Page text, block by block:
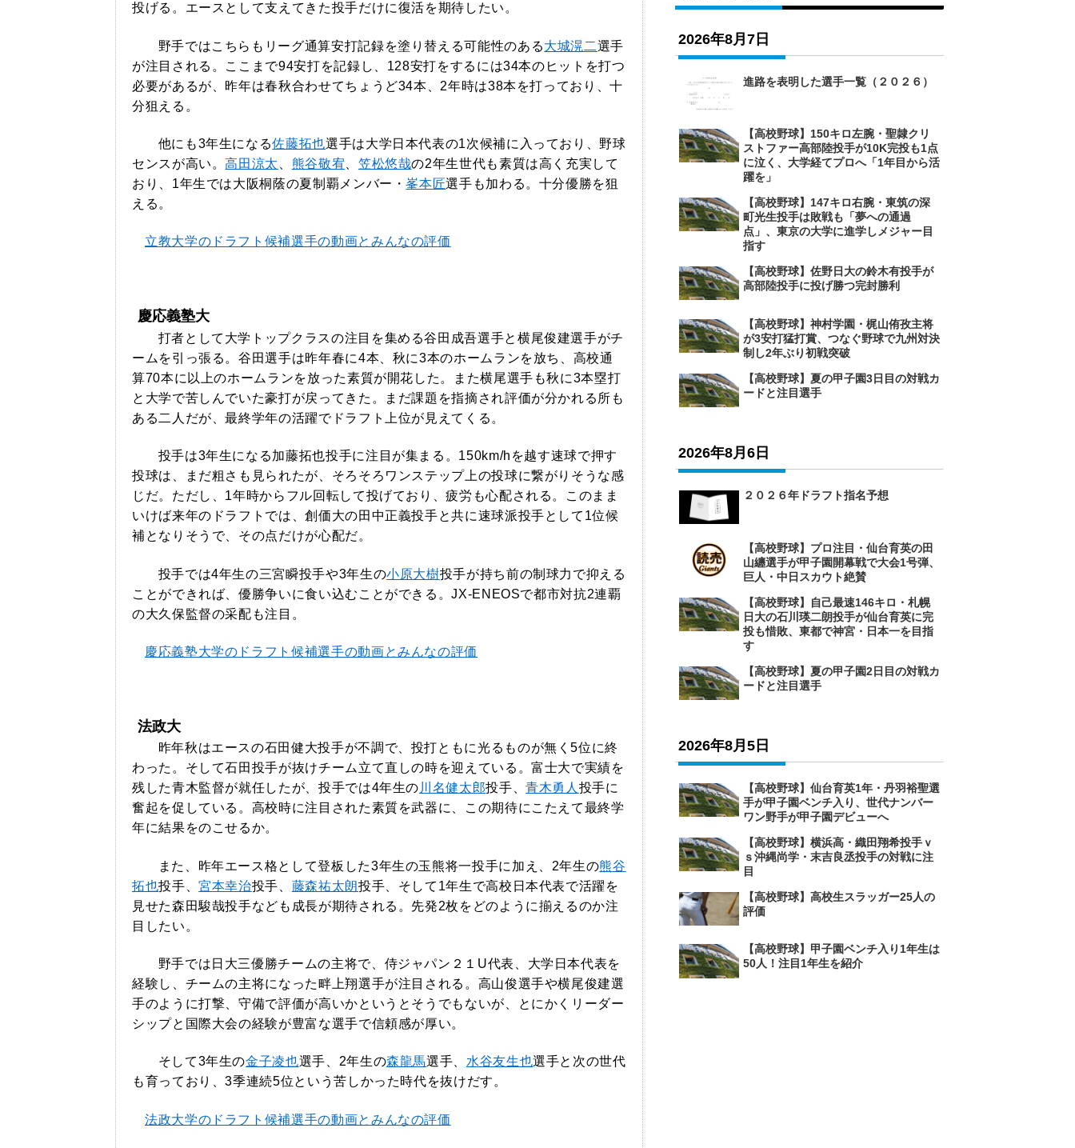
投げる。エースとして支えてきた投手だけに復活を期待したい。
野手ではこちらもリーグ通算安打記録を塗り替える可能性のある大城滉二選手
が注目される。ここまで94安打を記録し、128安打をするには34本のヒットを打つ
必要があるが、昨年は春秋合わせてちょうど34本、2年時は38本を打っており、十
分狙える。
他にも3年生になる佐藤拓也選手は大学日本代表の1次候補に入っており、野球
センスが高い。高田涼太 熊谷敬宥 笠松悠哉の2年生世代も素質は高く充実して
おり、1年生では大阪桐蔭の夏制覇メンバー・峯本匠選手も加わる。十分優勝を狙
える。
立教大学のドラフト候補選手の動画とみんなの評価
慶応義塾大
打者として大学トップクラスの注目を集める谷田成吾選手と横尾俊建選手がチ
ームを引っ張る。谷田選手は昨年春に4本、秋に3本のホームランを放ち、高校通
算70本に以上のホームランを放った素質が開花した。また横尾選手も秋に3本塁打
と大学で苦しんでいた豪打が戻ってきた。まだ課題を指摘され評価が分かれる所も
ある二人だが、最終学年の活躍でドラフト上位が見えてくる。
投手は3年生になる加藤拓也投手に注目が集まる。150km/hを越す速球で押す
投球は、まだ粗さも見られたが、そろそろワンステップ上の投球に繋がりそうな感
じだ。ただし、1年時からフル回転して投げており、疲労も心配される。このまま
いけば来年のドラフトでは、創価大の田中正義投手と共に速球派投手として1位候
補となりそうで、その点だけが心配だ。
投手では4年生の三宮瞬投手や3年生の小原大樹投手が持ち前の制球力で抑える
ことができれば、優勝争いに食い込むことができる。JX-ENEOSで都市対抗2連覇
の大久保監督の采配も注目。
慶応義塾大学のドラフト候補選手の動画とみんなの評価
法政大
昨年秋はエースの石田健大投手が不調で、投打ともに光るものが無く5位に終
わった。そして石田投手が抜けチーム立て直しの時を迎えている。富士大で実績を
残した青木監督が就任したが、投手では4年生の 川名健太郎投手、青木勇人 投手に
奮起を促している。高校時に注目された素質を武器に、この期待にこたえて最終学
年に結果をのこせるか。
また、昨年エース格として登板した3年生の玉熊将一投手に加え、2年生の熊谷
拓也投手、宮本幸治投手、 藤森祐太朗投手、そして1年生で高校日本代表で活躍を
見せた森田駿哉投手なども成長が期待される。先発2枚をどのように揃えるのか注
目したい。
野手では日大三優勝チームの主将で、侍ジャパン２１U代表、大学日本代表を
経験し、チームの主将になった畔上翔選手が注目される。高山俊選手や横尾俊建選
手のように打撃、守備で評価が高いかというとそうでもないが、とにかくリーダー
シップと国際大会の経験が豊富な選手で信頼感が厚い。
そして3年生の金子凌也選手、2年生の森龍馬選手、水谷友生也選手と次の世代
も育っており、3季連続5位という苦しかった時代を抜けだす。
法政大学のドラフト候補選手の動画とみんなの評価
2026年8月7日
進路を表明した選手一覧（２０２６）
【高校野球】150キロ左腕・聖隷クリ
ストファー高部陸投手が10K完投も1点
に泣く、大学経てプロへ「1年目から活
躍を」
【高校野球】147キロ右腕・東筑の深
町光生投手は敗戦も「夢への通過
点」、東京の大学に進学しメジャー目
指す
【高校野球】佐野日大の鈴木有投手が
高部陸投手に投げ勝つ完封勝利
【高校野球】神村学園・梶山侑孜主将
が3安打猛打賞、つなぐ野球で九州対決
制し2年ぶり初戦突破
【高校野球】夏の甲子園3日目の対戦カ
ードと注目選手
2026年8月6日
２０２６年ドラフト指名予想
【高校野球】プロ注目・仙台育英の田
山纏選手が甲子園開幕戦で大会1号弾、
巨人・中日スカウト絶賛
【高校野球】自己最速146キロ・札幌
日大の石川瑛二朗投手が仙台育英に完
投も惜敗、東都で神宮・日本一を目指
す
【高校野球】夏の甲子園2日目の対戦カ
ードと注目選手
2026年8月5日
【高校野球】仙台育英1年・丹羽裕聖選
手が甲子園ベンチ入り、世代ナンバー
ワン野手が甲子園デビューへ
【高校野球】横浜高・織田翔希投手ｖ
ｓ沖縄尚学・末吉良丞投手の対戦に注
目
【高校野球】高校生スラッガー25人の
評価
【高校野球】甲子園ベンチ入り1年生は
50人！注目1年生を紹介